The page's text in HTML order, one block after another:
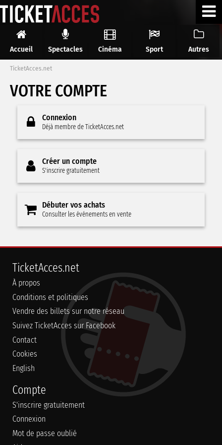
Accueil Spectacles Cinéma Sport Autres
TicketAcces.net
VOTRE COMPTE
Connexion
Déjà membre de TicketAcces.net
Créer un compte
S'inscrire gratuitement
Débuter vos achats
Consulter les événements en vente
TicketAcces.net
À propos
Conditions et politiques
Vendre des billets sur notre réseau
Suivez TicketAcces sur Facebook
Contact
Cookies
English
Compte
S'inscrire gratuitement
Connexion
Mot de passe oublié